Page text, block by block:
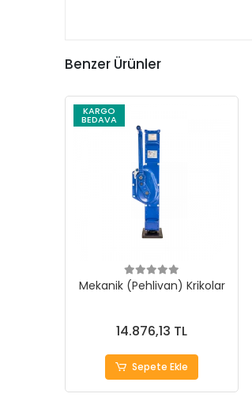
Benzer Ürünler
KARGO
BEDAVA
Mekanik (Pehlivan) Krikolar
14.876,13 TL
Sepete Ekle